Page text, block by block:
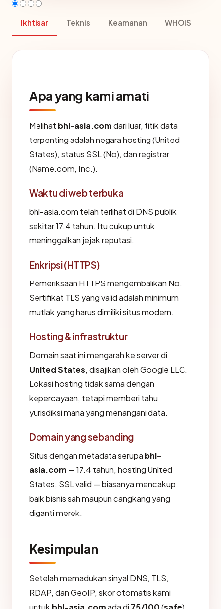
Ikhtisar Teknis Keamanan WHOIS
Apa yang kami amati
Melihat bhl-asia.comdari luar, titik data
terpenting adalah negara hosting (United
States), status SSL (No), dan registrar
(Name.com, Inc.).
Waktu di web terbuka
bhl-asia.com telah terlihat di DNS publik
sekitar 17.4 tahun. Itu cukup untuk
meninggalkan jejak reputasi.
Enkripsi (HTTPS)
Pemeriksaan HTTPS mengembalikan No.
Sertifikat TLS yang valid adalah minimum
mutlak yang harus dimiliki situs modern.
Hosting & infrastruktur
Domain saat ini mengarah ke server di
United States, disajikan oleh Google LLC.
Lokasi hosting tidak sama dengan
kepercayaan, tetapi memberi tahu
yurisdiksi mana yang menangani data.
Domain yang sebanding
Situs dengan metadata serupa bhl-
asia.com — 17.4 tahun, hosting United
States, SSL valid — biasanya mencakup
baik bisnis sah maupun cangkang yang
diganti merek.
Kesimpulan
Setelah memadukan sinyal DNS, TLS,
RDAP, dan GeoIP, skor otomatis kami